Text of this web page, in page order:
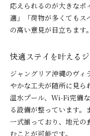
応えられるのが大きな
適」「荷物が多くてもス
の高い意見が目立ちます。
快適ステイを叶える
ジャングリア沖縄のヴ
やかな工夫が随所に見ら
温水プール、Wi-Fi完備
る設備が整っています。
一式揃っており、地元の
むことが可能です。